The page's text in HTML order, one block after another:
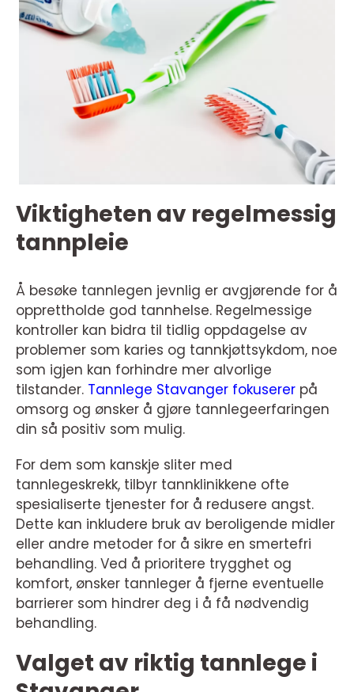
Viktigheten av regelmessig
tannpleie
Å besøke tannlegen jevnlig er avgjørende for å
opprettholde god tannhelse. Regelmessige
kontroller kan bidra til tidlig oppdagelse av
problemer som karies og tannkjøttsykdom, noe
som igjen kan forhindre mer alvorlige
tilstander. Tannlege Stavanger fokuserer på
omsorg og ønsker å gjøre tannlegeerfaringen
din så positiv som mulig.
For dem som kanskje sliter med
tannlegeskrekk, tilbyr tannklinikkene ofte
spesialiserte tjenester for å redusere angst.
Dette kan inkludere bruk av beroligende midler
eller andre metoder for å sikre en smertefri
behandling. Ved å prioritere trygghet og
komfort, ønsker tannleger å fjerne eventuelle
barrierer som hindrer deg i å få nødvendig
behandling.
Valget av riktig tannlege i